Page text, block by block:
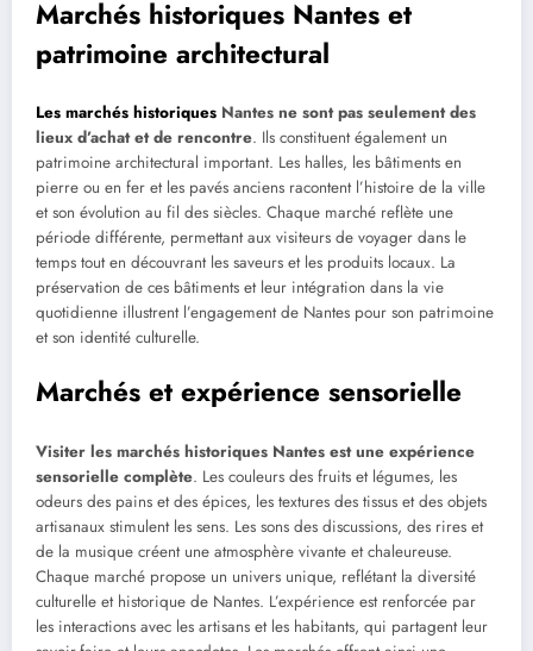
Marchés historiques Nantes et
patrimoine architectural
Les marchés historiques Nantes ne sont pas seulement des
lieux d’achat et de rencontre. Ils constituent également un
patrimoine architectural important. Les halles, les bâtiments en
pierre ou en fer et les pavés anciens racontent l’histoire de la ville
et son évolution au fil des siècles. Chaque marché reflète une
période différente, permettant aux visiteurs de voyager dans le
temps tout en découvrant les saveurs et les produits locaux. La
préservation de ces bâtiments et leur intégration dans la vie
quotidienne illustrent l’engagement de Nantes pour son patrimoine
et son identité culturelle.
Marchés et expérience sensorielle
Visiter les marchés historiques Nantes est une expérience
sensorielle complète. Les couleurs des fruits et légumes, les
odeurs des pains et des épices, les textures des tissus et des objets
artisanaux stimulent les sens. Les sons des discussions, des rires et
de la musique créent une atmosphère vivante et chaleureuse.
Chaque marché propose un univers unique, reflétant la diversité
culturelle et historique de Nantes. L’expérience est renforcée par
les interactions avec les artisans et les habitants, qui partagent leur